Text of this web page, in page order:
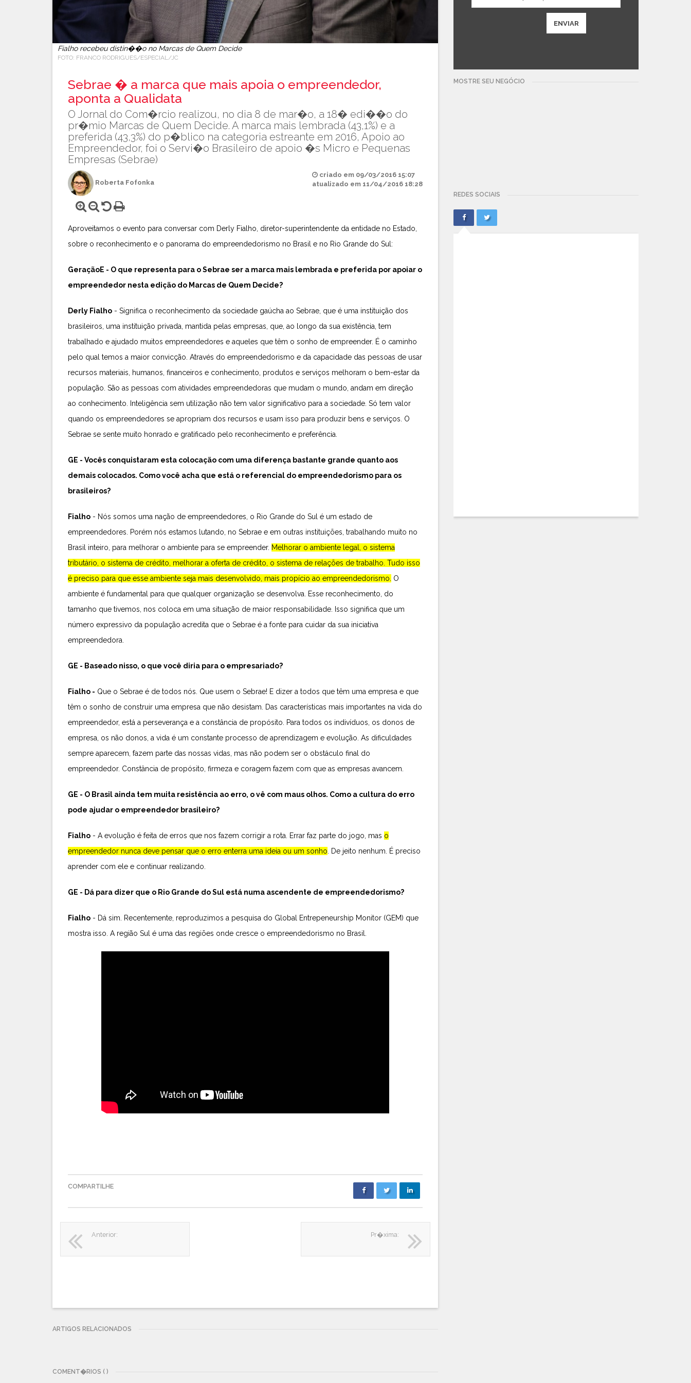
Fialho recebeu distin��o no Marcas de Quem Decide
FOTO: FRANCO RODRIGUES/ESPECIAL/JC
Sebrae � a marca que mais apoia o empreendedor,
aponta a Qualidata
O Jornal do Com�rcio realizou, no dia 8 de mar�o, a 18� edi��o do
pr�mio Marcas de Quem Decide. A marca mais lembrada (43,1%) e a
preferida (43,3%) do p�blico na categoria estreante em 2016, Apoio ao
Empreendedor, foi o Servi�o Brasileiro de apoio �s Micro e Pequenas
Empresas (Sebrae)
Roberta Fofonka
criado em 09/03/2016 15:07
atualizado em 11/04/2016 18:28
Aproveitamos o evento para conversar com Derly Fialho, diretor-superintendente da entidade no Estado,
sobre o reconhecimento e o panorama do empreendedorismo no Brasil e no Rio Grande do Sul:
GeraçãoE - O que representa para o Sebrae ser a marca mais lembrada e preferida por apoiar o
empreendedor nesta edição do Marcas de Quem Decide?
Derly Fialho - Significa o reconhecimento da sociedade gaúcha ao Sebrae, que é uma instituição dos
brasileiros, uma instituição privada, mantida pelas empresas, que, ao longo da sua existência, tem
trabalhado e ajudado muitos empreendedores e aqueles que têm o sonho de empreender. É o caminho
pelo qual temos a maior convicção. Através do empreendedorismo e da capacidade das pessoas de usar
recursos materiais, humanos, financeiros e conhecimento, produtos e serviços melhoram o bem-estar da
população. São as pessoas com atividades empreendedoras que mudam o mundo, andam em direção
ao conhecimento. Inteligência sem utilização não tem valor significativo para a sociedade. Só tem valor
quando os empreendedores se apropriam dos recursos e usam isso para produzir bens e serviços. O
Sebrae se sente muito honrado e gratificado pelo reconhecimento e preferência.
GE - Vocês conquistaram esta colocação com uma diferença bastante grande quanto aos
demais colocados. Como você acha que está o referencial do empreendedorismo para os
brasileiros?
Fialho - Nós somos uma nação de empreendedores, o Rio Grande do Sul é um estado de
empreendedores. Porém nós estamos lutando, no Sebrae e em outras instituições, trabalhando muito no
Brasil inteiro, para melhorar o ambiente para se empreender. Melhorar o ambiente legal, o sistema
tributário, o sistema de crédito, melhorar a oferta de crédito, o sistema de relações de trabalho. Tudo isso
é preciso para que esse ambiente seja mais desenvolvido, mais propício ao empreendedorismo. O
ambiente é fundamental para que qualquer organização se desenvolva. Esse reconhecimento, do
tamanho que tivemos, nos coloca em uma situação de maior responsabilidade. Isso significa que um
número expressivo da população acredita que o Sebrae é a fonte para cuidar da sua iniciativa
empreendedora.
GE - Baseado nisso, o que você diria para o empresariado?
Fialho - Que o Sebrae é de todos nós. Que usem o Sebrae! E dizer a todos que têm uma empresa e que
têm o sonho de construir uma empresa que não desistam. Das características mais importantes na vida do
empreendedor, está a perseverança e a constância de propósito. Para todos os indivíduos, os donos de
empresa, os não donos, a vida é um constante processo de aprendizagem e evolução. As dificuldades
sempre aparecem, fazem parte das nossas vidas, mas não podem ser o obstáculo final do
empreendedor. Constância de propósito, firmeza e coragem fazem com que as empresas avancem.
GE - O Brasil ainda tem muita resistência ao erro, o vê com maus olhos. Como a cultura do erro
pode ajudar o empreendedor brasileiro?
Fialho - A evolução é feita de erros que nos fazem corrigir a rota. Errar faz parte do jogo, mas o
empreendedor nunca deve pensar que o erro enterra uma ideia ou um sonho . De jeito nenhum. É preciso
aprender com ele e continuar realizando.
GE - Dá para dizer que o Rio Grande do Sul está numa ascendente de empreendedorismo?
Fialho - Dá sim. Recentemente, reproduzimos a pesquisa do Global Entrepeneurship Monitor (GEM) que
mostra isso. A região Sul é uma das regiões onde cresce o empreendedorismo no Brasil.
COMPARTILHE
Anterior: Pr�xima:
ARTIGOS RELACIONADOS
COMENT�RIOS ( )
MOSTRE SEU NEGÓCIO
REDES SOCIAIS